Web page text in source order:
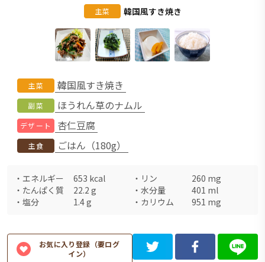
主菜 韓国風すき焼き
主菜 韓国風すき焼き
副菜 ほうれん草のナムル
デザート 杏仁豆腐
主食 ごはん（180g）
・ エネルギー 653 kcal ・ リン 260 mg
・ たんぱく質 22.2 g ・ 水分量 401 ml
・ 塩分 1.4g ・ カリウム 951 mg
お気に入り登録（要ログ
イン）